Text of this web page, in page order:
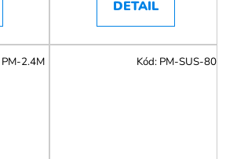
DETAIL
PM-2.4M Kód: PM-SUS-80